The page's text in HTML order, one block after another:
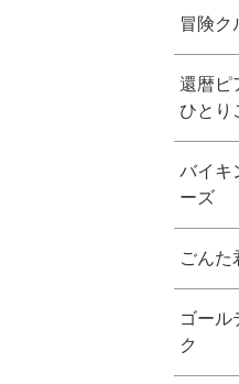
冒険ク
還暦ピ
ひとり
バイキ
ーズ
ごんた
ゴール
ク